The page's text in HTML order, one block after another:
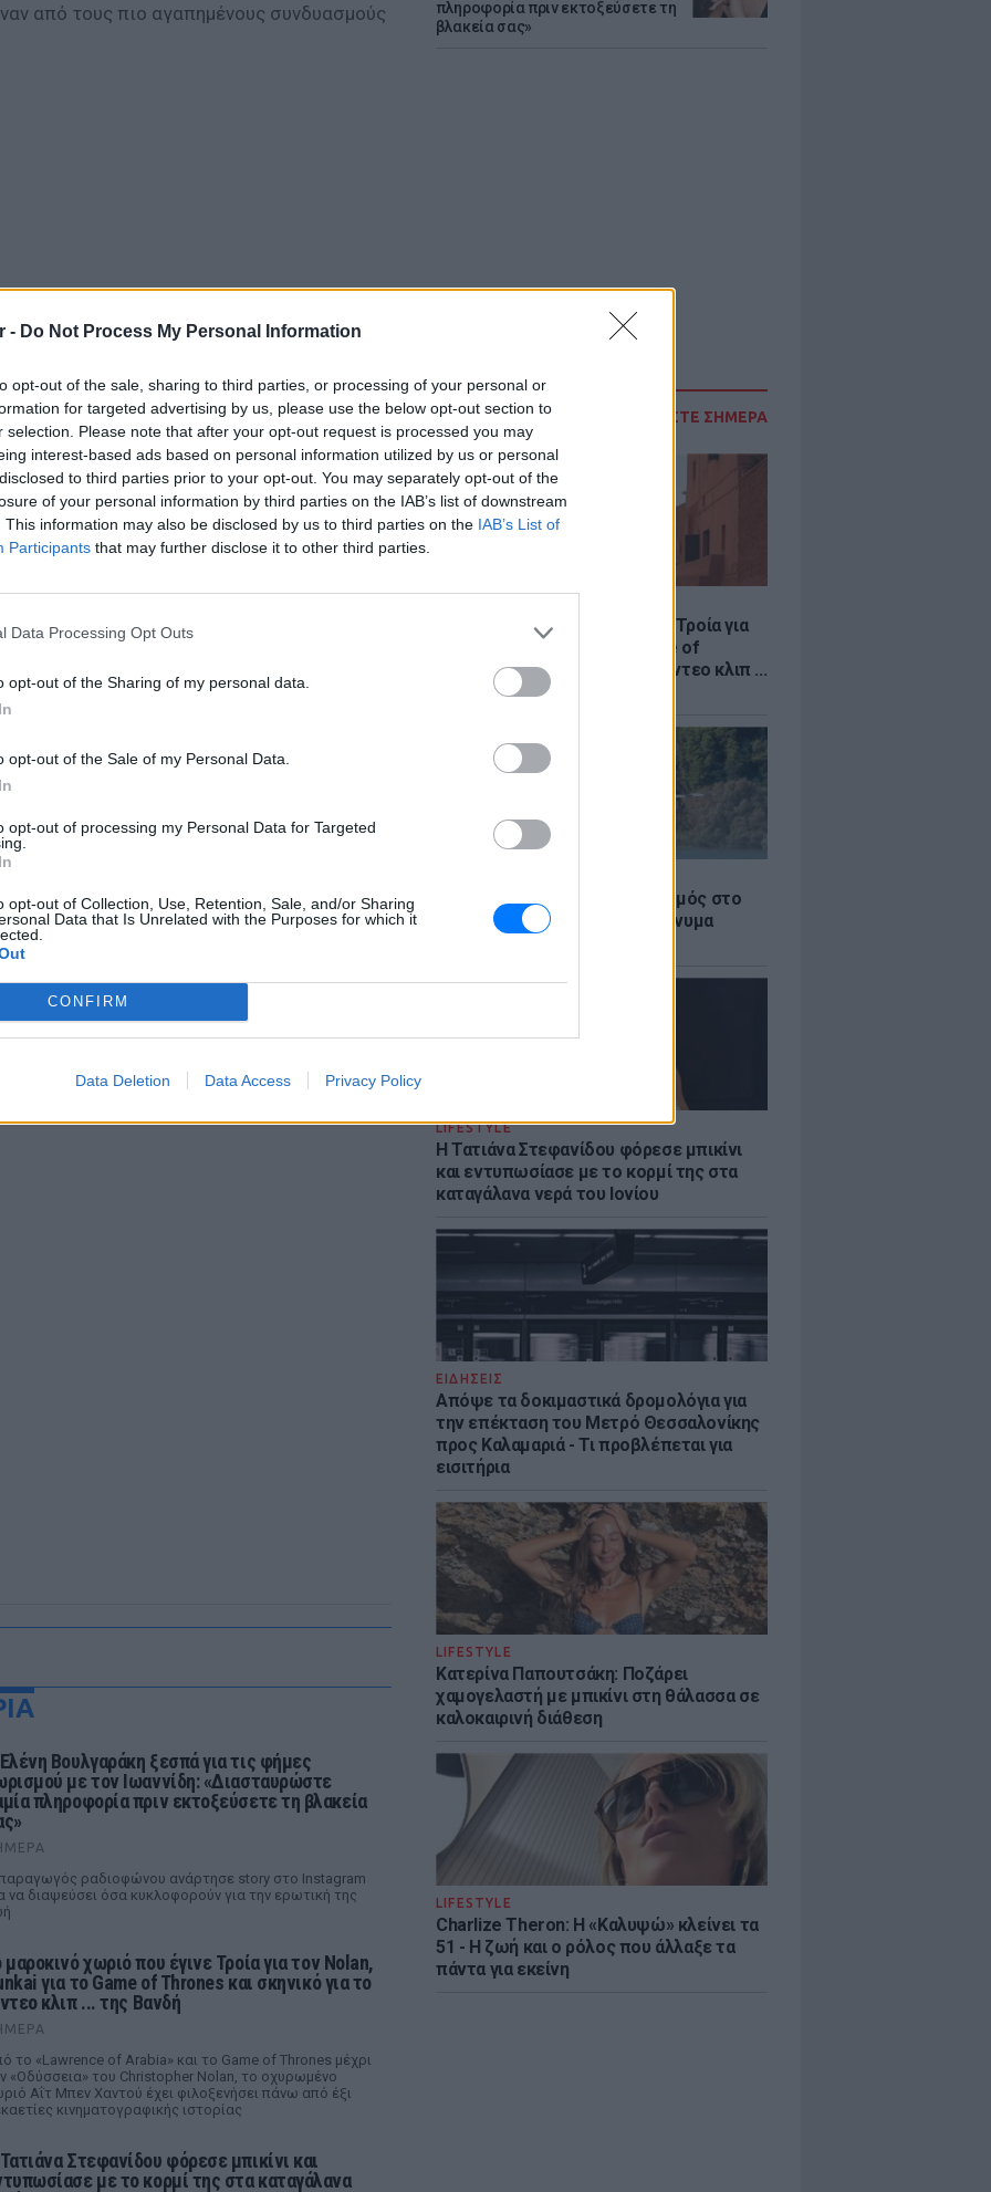
- Do Not Process My Personal Information
opt-out of the sale, sharing to third parties, or processing of your personal or
for targeted advertising by us, please use the below opt-out section to
selection. Please note that after your opt-out request is processed you may
interest-based ads based on personal information utilized by us or personal
to third parties prior to your opt-out. You may separately opt-out of the
of your personal information by third parties on the IAB’s list of downstream
This information may also be disclosed by us to third parties on the IAB’s List of
Participants that may further disclose it to other third parties.
Data Processing Opt Outs
opt-out of the Sharing of my personal data.
opt-out of the Sale of my Personal Data.
opt-out of processing my Personal Data for Targeted
opt-out of Collection, Use, Retention, Sale, and/or Sharing
Data that Is Unrelated with the Purposes for which it
CONFIRM
Data Deletion Data Access Privacy Policy
πληροφορία πριν εκτοξεύσετε τη
βλακεία σας»
ΔΙΑΒΑΣΤΕ ΣΗΜΕΡΑ
Το μαροκινό χωριό που έγινε Τροία για
τον Nolan, Yunkai για το Game of
Thrones και σκηνικό για το βίντεο κλιπ ...
της Βανδή
Φωτιά στην Κόρινθο: Συναγερμός στο
Στεφάνι - Εναέρια μέσα και μήνυμα
LIFESTYLE
Η Τατιάνα Στεφανίδου φόρεσε μπικίνι
και εντυπωσίασε με το κορμί της στα
καταγάλανα νερά του Ιονίου
ΕΙΔΗΣΕΙΣ
Απόψε τα δοκιμαστικά δρομολόγια για
την επέκταση του Μετρό Θεσσαλονίκης
προς Καλαμαριά - Τι προβλέπεται για
εισιτήρια
LIFESTYLE
Κατερίνα Παπουτσάκη: Ποζάρει
χαμογελαστή με μπικίνι στη θάλασσα σε
καλοκαιρινή διάθεση
LIFESTYLE
Charlize Theron: Η «Καλυψώ» κλείνει τα
51 - H ζωή και ο ρόλος που άλλαξε τα
πάντα για εκείνη
από τους πιο αγαπημένους συνδυασμούς
στο
νέα της ημέρας και ότι σου κάνει κλικ!
και στο Instagram
Βουλγαράκη ξεσπά για τις φήμες
με τον Ιωαννίδη: «Διασταυρώστε
πληροφορία πριν εκτοξεύσετε τη βλακεία
ραδιοφώνου ανάρτησε story στο Instagram
να διαψεύσει όσα κυκλοφορούν για την ερωτική της
μαροκινό χωριό που έγινε Τροία για τον Nolan,
για το Game of Thrones και σκηνικό για το
κλιπ ... της Βανδή
το «Lawrence of Arabia» και το Game of Thrones μέχρι
«Οδύσσεια» του Christopher Nolan, το οχυρωμένο
Αΐτ Μπεν Χαντού έχει φιλοξενήσει πάνω από έξι
κινηματογραφικής ιστορίας
Στεφανίδου φόρεσε μπικίνι και
με το κορμί της στα καταγάλανα